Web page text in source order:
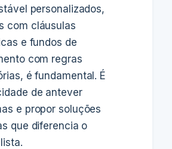
personalizados,
com cláusulas
e fundos de
com regras
é fundamental. É
de antever
e propor soluções
que diferencia o